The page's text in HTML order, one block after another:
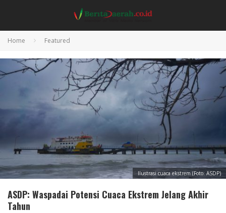
Home Featured
Ilustrasi cuaca ekstrem (Foto: ASDP)
ASDP: Waspadai Potensi Cuaca Ekstrem Jelang Akhir
Tahun